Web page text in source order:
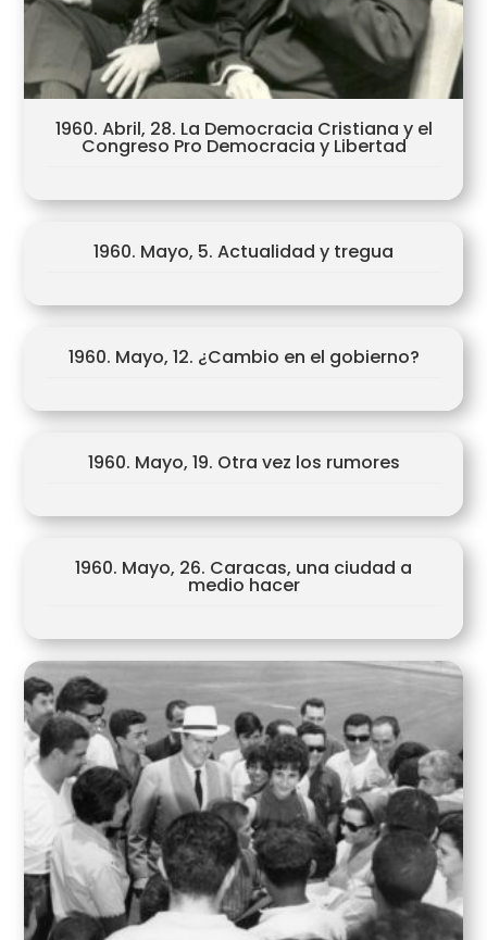
1960. Abril, 28. La Democracia Cristiana y el
Congreso Pro Democracia y Libertad
1960. Mayo, 5. Actualidad y tregua
1960. Mayo, 12. ¿Cambio en el gobierno?
1960. Mayo, 19. Otra vez los rumores
1960. Mayo, 26. Caracas, una ciudad a
medio hacer